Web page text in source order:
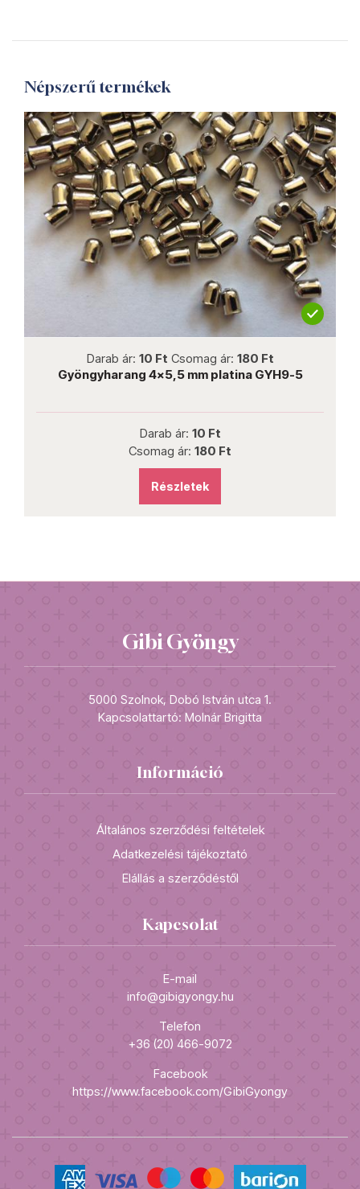
Népszerű termékek
Darab ár: 10 Ft Csomag ár: 180 Ft
Gyöngyharang 4x5,5 mm platina GYH9-5
Darab ár: 10 Ft
Csomag ár: 180 Ft
Részletek
Gibi Gyöngy
5000 Szolnok, Dobó István utca 1.
Kapcsolattartó: Molnár Brigitta
Információ
Általános szerződési feltételek
Adatkezelési tájékoztató
Elállás a szerződéstől
Kapcsolat
E-mail
info@gibigyongy.hu
Telefon
+36 (20) 466-9072
Facebook
https://www.facebook.com/GibiGyongy